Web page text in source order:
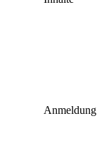
Anmeldung